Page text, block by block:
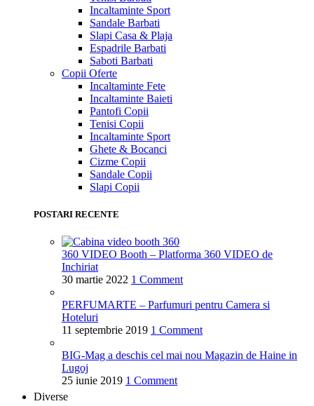
Incaltaminte Sport
Sandale Barbati
Slapi Casa & Plaja
Espadrile Barbati
Saboti Barbati
Copii Oferte
Incaltaminte Fete
Incaltaminte Baieti
Pantofi Copii
Tenisi Copii
Incaltaminte Sport
Ghete & Bocanci
Cizme Copii
Sandale Copii
Slapi Copii
POSTARI RECENTE
360 VIDEO Booth – Platforma 360 VIDEO de
Inchiriat
30 martie 2022 1 Comment
PERFUMARTE – Parfumuri pentru Camera si
Hoteluri
11 septembrie 2019 1 Comment
BIG-Mag a deschis cel mai nou Magazin de Haine in
Lugoj
25 iunie 2019 1 Comment
Diverse